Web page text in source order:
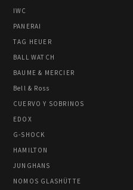
IWC
PANERAI
TAG HEUER
BALL WATCH
BAUME & MERCIER
Bell & Ross
CUERVO Y SOBRINOS
EDOX
G-SHOCK
HAMILTON
JUNGHANS
NOMOS GLASHÜTTE